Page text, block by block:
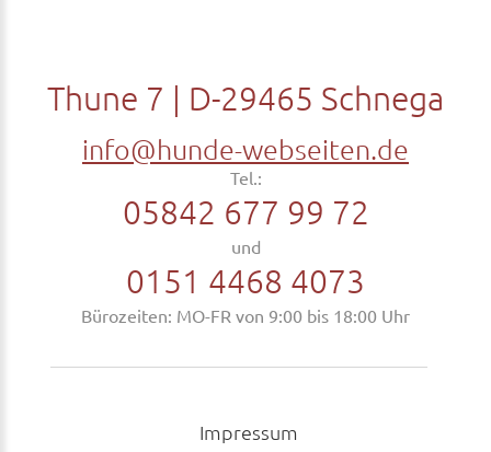
Thune 7 | D-29465 Schnega
info@hunde-webseiten.de
Tel.:
05842 677 99 72
und
0151 4468 4073
Bürozeiten: MO-FR von 9:00 bis 18:00 Uhr
Impressum